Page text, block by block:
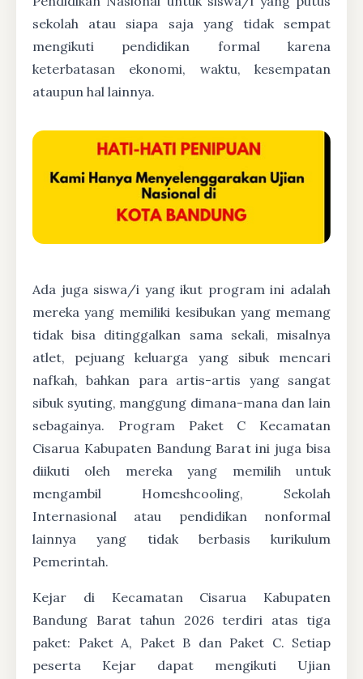
sekolah atau siapa saja yang tidak sempat
mengikuti pendidikan formal karena
keterbatasan ekonomi, waktu, kesempatan
ataupun hal lainnya.
Ada juga siswa/i yang ikut program ini adalah
mereka yang memiliki kesibukan yang memang
tidak bisa ditinggalkan sama sekali, misalnya
atlet, pejuang keluarga yang sibuk mencari
nafkah, bahkan para artis-artis yang sangat
sibuk syuting, manggung dimana-mana dan lain
sebagainya. Program Paket C Kecamatan
Cisarua Kabupaten Bandung Barat ini juga bisa
diikuti oleh mereka yang memilih untuk
mengambil Homeshcooling, Sekolah
Internasional atau pendidikan nonformal
lainnya yang tidak berbasis kurikulum
Pemerintah.
Kejar di Kecamatan Cisarua Kabupaten
Bandung Barat tahun 2026 terdiri atas tiga
paket: Paket A, Paket B dan Paket C. Setiap
peserta Kejar dapat mengikuti Ujian